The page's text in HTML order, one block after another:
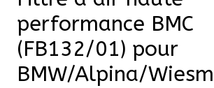
performance BMC
(FB132/01) pour
BMW/Alpina/